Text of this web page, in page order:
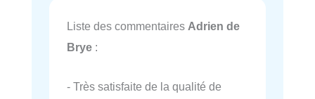
Liste des commentaires Adrien de
Brye :
- Très satisfaite de la qualité de